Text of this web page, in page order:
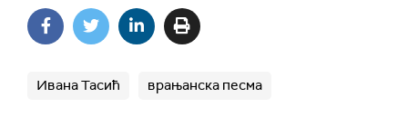
Ивана Тасић врањанска песма